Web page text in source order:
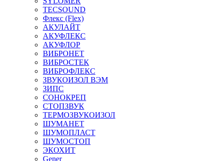
TECSOUND
Флекс (Flex)
АКУЛАЙТ
АКУФЛЕКС
АКУФЛОР
ВИБРОНЕТ
ВИБРОСТЕК
ВИБРОФЛЕКС
ЗВУКОИЗОЛ ВЭМ
ЗИПС
СОНОКРЕП
СТОПЗВУК
ТЕРМОЗВУКОИЗОЛ
ШУМАНЕТ
ШУМОПЛАСТ
ШУМОСТОП
ЭКОХИТ
Gener